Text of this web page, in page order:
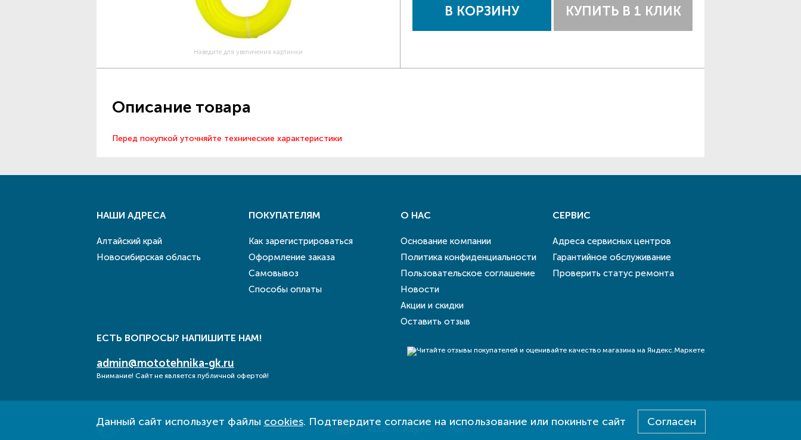
Наведите для увеличения картинки
В КОРЗИНУ КУПИТЬ В 1 КЛИК
Описание товара
Перед покупкой уточняйте технические характеристики
Данный сайт использует файлы cookies. Подтвердите согласие на использование или покиньте сайт Согласен
НАШИ АДРЕСА
Алтайский край
Новосибирская область
ПОКУПАТЕЛЯМ
Как зарегистрироваться
Оформление заказа
Самовывоз
Способы оплаты
О НАС
Основание компании
Политика конфиденциальности
Пользовательское соглашение
Новости
Акции и скидки
Оставить отзыв
СЕРВИС
Адреса сервисных центров
Гарантийное обслуживание
Проверить статус ремонта
ЕСТЬ ВОПРОСЫ? НАПИШИТЕ НАМ!
admin@mototehnika-gk.ru
Внимание! Сайт не является публичной офертой!
Разработка - E-SYSTEM
Дизайн - DAB.CREATIVE